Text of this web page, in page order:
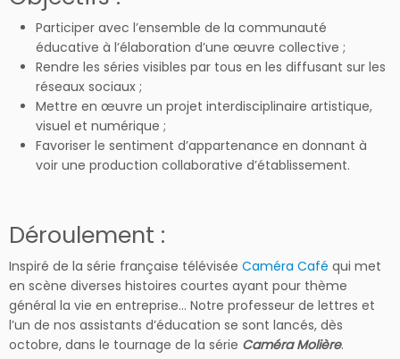
Participer avec l’ensemble de la communauté
éducative à l’élaboration d’une œuvre collective ;
Rendre les séries visibles par tous en les diffusant sur les
réseaux sociaux ;
Mettre en œuvre un projet interdisciplinaire artistique,
visuel et numérique ;
Favoriser le sentiment d’appartenance en donnant à
voir une production collaborative d’établissement.
Déroulement :
Inspiré de la série française télévisée Caméra Café qui met
en scène diverses histoires courtes ayant pour thème
général la vie en entreprise… Notre professeur de lettres et
l’un de nos assistants d’éducation se sont lancés, dès
octobre, dans le tournage de la série Caméra Molière.